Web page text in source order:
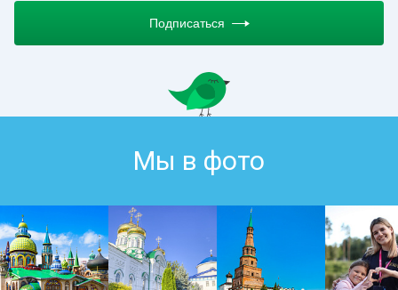
Подписаться
Мы в фото